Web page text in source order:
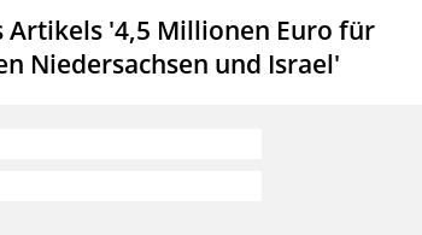
'4,5 Millionen Euro für
Niedersachsen und Israel'